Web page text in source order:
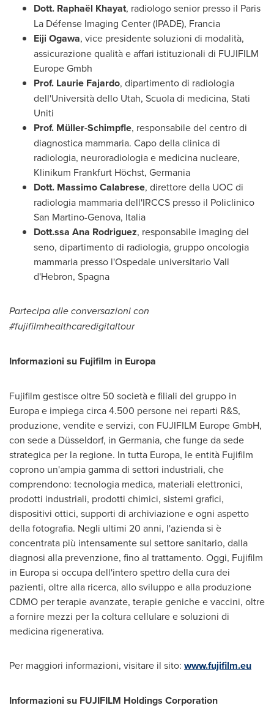
Dott. Raphaël Khayat, radiologo senior presso il Paris
La Défense Imaging Center (IPADE), Francia
Eiji Ogawa, vice presidente soluzioni di modalità,
assicurazione qualità e affari istituzionali di FUJIFILM
Europe Gmbh
Prof. Laurie Fajardo, dipartimento di radiologia
dell'Università dello Utah, Scuola di medicina, Stati
Uniti
Prof. Müller-Schimpfle, responsabile del centro di
diagnostica mammaria. Capo della clinica di
radiologia, neuroradiologia e medicina nucleare,
Klinikum Frankfurt Höchst, Germania
Dott. Massimo Calabrese, direttore della UOC di
radiologia mammaria dell'IRCCS presso il Policlinico
San Martino-Genova, Italia
Dott.ssa Ana Rodriguez, responsabile imaging del
seno, dipartimento di radiologia, gruppo oncologia
mammaria presso l'Ospedale universitario Vall
d'Hebron, Spagna
Partecipa alle conversazioni con
#fujifilmhealthcaredigitaltour
Informazioni su Fujifilm in Europa
Fujifilm gestisce oltre 50 società e filiali del gruppo in
Europa e impiega circa 4.500 persone nei reparti R&S,
produzione, vendite e servizi, con FUJIFILM Europe GmbH,
con sede a Düsseldorf, in Germania, che funge da sede
strategica per la regione. In tutta Europa, le entità Fujifilm
coprono un'ampia gamma di settori industriali, che
comprendono: tecnologia medica, materiali elettronici,
prodotti industriali, prodotti chimici, sistemi grafici,
dispositivi ottici, supporti di archiviazione e ogni aspetto
della fotografia. Negli ultimi 20 anni, l'azienda si è
concentrata più intensamente sul settore sanitario, dalla
diagnosi alla prevenzione, fino al trattamento. Oggi, Fujifilm
in Europa si occupa dell'intero spettro della cura dei
pazienti, oltre alla ricerca, allo sviluppo e alla produzione
CDMO per terapie avanzate, terapie geniche e vaccini, oltre
a fornire mezzi per la coltura cellulare e soluzioni di
medicina rigenerativa.
Per maggiori informazioni, visitare il sito: www.fujifilm.eu
Informazioni su FUJIFILM Holdings Corporation